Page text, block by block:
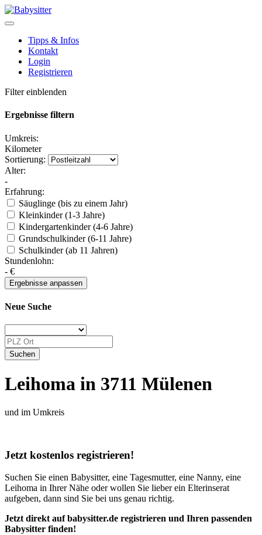
Tipps & Infos
Kontakt
Login
Registrieren
Filter einblenden
Ergebnisse filtern
Umkreis:
Kilometer
Sortierung:
Alter:
-
Erfahrung:
Säuglinge (bis zu einem Jahr)
Kleinkinder (1-3 Jahre)
Kindergartenkinder (4-6 Jahre)
Grundschulkinder (6-11 Jahre)
Schulkinder (ab 11 Jahren)
Stundenlohn:
- €
Neue Suche
Leihoma in 3711 Mülenen
und im Umkreis
Jetzt kostenlos registrieren!
Suchen Sie einen Babysitter, eine Tagesmutter, eine Nanny, eine
Leihoma in Ihrer Nähe oder wollen Sie lieber ein Elterinserat
aufgeben, dann sind Sie bei uns genau richtig.
Jetzt direkt auf babysitter.de registrieren und Ihren passenden
Babysitter finden!